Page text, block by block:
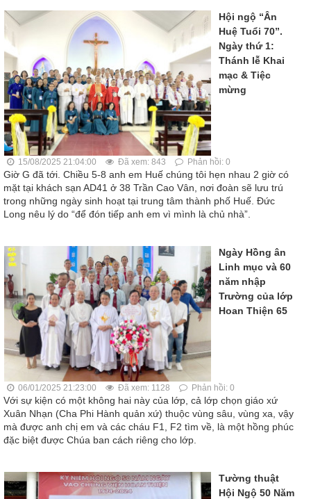
Hội ngộ “Ân
Huệ Tuổi 70”.
Ngày thứ 1:
Thánh lễ Khai
mạc & Tiệc
mừng
15/08/2025 21:04:00 Đã xem: 843 Phản hồi: 0
Giờ G đã tới. Chiều 5-8 anh em Huế chúng tôi hẹn nhau 2 giờ có
mặt tại khách sạn AD41 ở 38 Trần Cao Vân, nơi đoàn sẽ lưu trú
trong những ngày sinh hoạt tại trung tâm thành phố Huế. Đức
Long nêu lý do “để đón tiếp anh em vì mình là chủ nhà”.
Ngày Hồng ân
Linh mục và 60
năm nhập
Trường của lớp
Hoan Thiện 65
06/01/2025 21:23:00 Đã xem: 1128 Phản hồi: 0
Với sự kiện có một không hai này của lớp, cả lớp chọn giáo xứ
Xuân Nhạn (Cha Phi Hành quản xứ) thuộc vùng sâu, vùng xa, vậy
mà được anh chị em và các cháu F1, F2 tìm về, là một hồng phúc
đặc biệt được Chúa ban cách riêng cho lớp.
Tường thuật
Hội Ngộ 50 Năm